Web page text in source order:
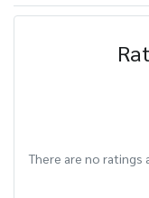
There are no ratings